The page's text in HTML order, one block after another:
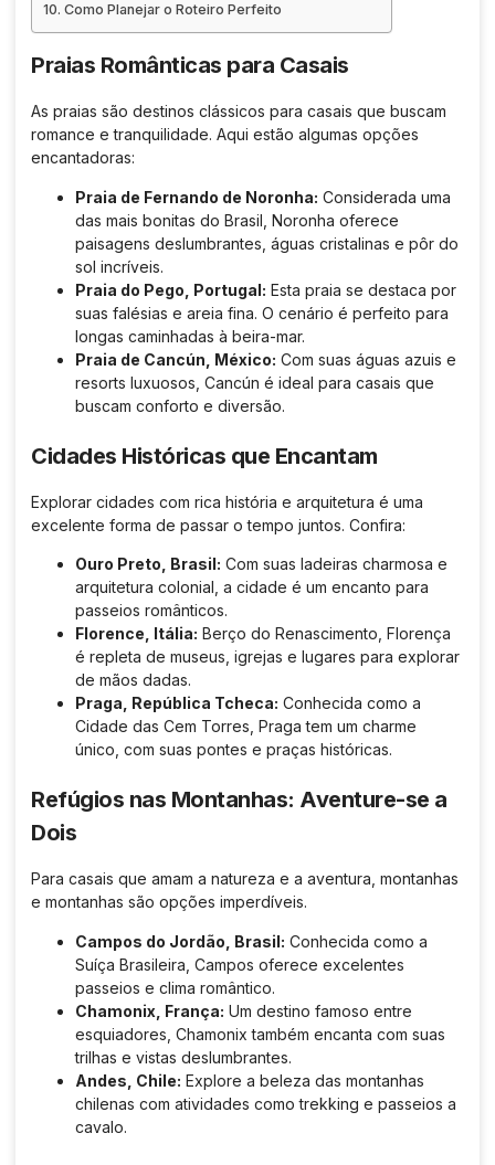
Como Planejar o Roteiro Perfeito
Praias Românticas para Casais
As praias são destinos clássicos para casais que buscam
romance e tranquilidade. Aqui estão algumas opções
encantadoras:
Praia de Fernando de Noronha: Considerada uma
das mais bonitas do Brasil, Noronha oferece
paisagens deslumbrantes, águas cristalinas e pôr do
sol incríveis.
Praia do Pego, Portugal: Esta praia se destaca por
suas falésias e areia fina. O cenário é perfeito para
longas caminhadas à beira-mar.
Praia de Cancún, México: Com suas águas azuis e
resorts luxuosos, Cancún é ideal para casais que
buscam conforto e diversão.
Cidades Históricas que Encantam
Explorar cidades com rica história e arquitetura é uma
excelente forma de passar o tempo juntos. Confira:
Ouro Preto, Brasil: Com suas ladeiras charmosa e
arquitetura colonial, a cidade é um encanto para
passeios românticos.
Florence, Itália: Berço do Renascimento, Florença
é repleta de museus, igrejas e lugares para explorar
de mãos dadas.
Praga, República Tcheca: Conhecida como a
Cidade das Cem Torres, Praga tem um charme
único, com suas pontes e praças históricas.
Refúgios nas Montanhas: Aventure-se a
Dois
Para casais que amam a natureza e a aventura, montanhas
e montanhas são opções imperdíveis.
Campos do Jordão, Brasil: Conhecida como a
Suíça Brasileira, Campos oferece excelentes
passeios e clima romântico.
Chamonix, França: Um destino famoso entre
esquiadores, Chamonix também encanta com suas
trilhas e vistas deslumbrantes.
Andes, Chile: Explore a beleza das montanhas
chilenas com atividades como trekking e passeios a
cavalo.